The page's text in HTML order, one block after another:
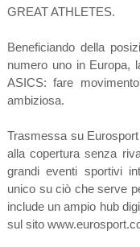
GREAT ATHLETES.
Beneficiando della
numero uno in Europa,
ASICS: fare
ambiziosa.
Trasmessa su
alla copertura senza
grandi eventi sportivi
unico su ciò che serve
include un ampio hub
sul sito